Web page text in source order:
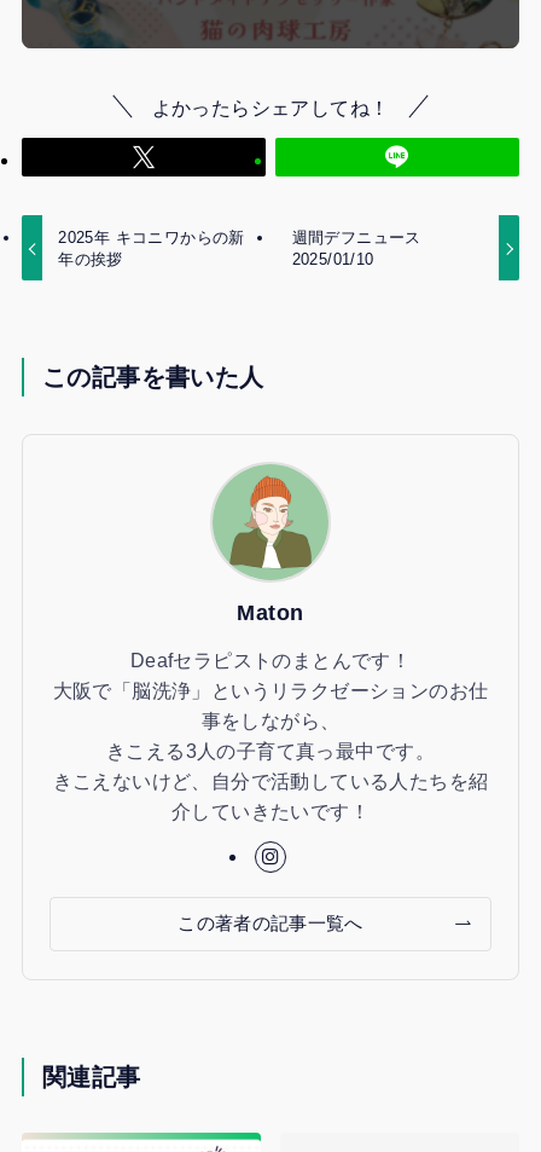
よかったらシェアしてね！
2025年 キコニワからの新
年の挨拶
週間デフニュース
2025/01/10
この記事を書いた人
Maton
Deafセラピストのまとんです！
大阪で「脳洗浄」というリラクゼーションのお仕
事をしながら、
きこえる3人の子育て真っ最中です。
きこえないけど、自分で活動している人たちを紹
介していきたいです！
この著者の記事一覧へ
関連記事